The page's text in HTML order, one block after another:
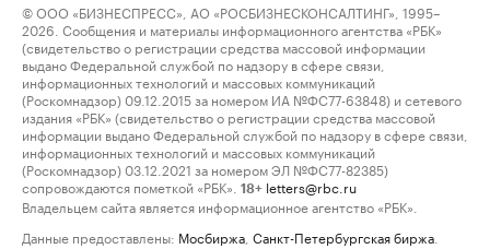
© ООО «БИЗНЕСПРЕСС», АО «РОСБИЗНЕСКОНСАЛТИНГ», 1995–
2026. Сообщения и материалы информационного агентства «РБК»
(свидетельство о регистрации средства массовой информации
выдано Федеральной службой по надзору в сфере связи,
информационных технологий и массовых коммуникаций
(Роскомнадзор) 09.12.2015 за номером ИА №ФС77-63848) и сетевого
издания «РБК» (свидетельство о регистрации средства массовой
информации выдано Федеральной службой по надзору в сфере связи,
информационных технологий и массовых коммуникаций
(Роскомнадзор) 03.12.2021 за номером ЭЛ №ФС77-82385)
сопровождаются пометкой «РБК».
18+ letters@rbc.ru
Владельцем сайта является информационное агентство «РБК».
Данные предоставлены: Мосбиржа Санкт-Петербургская биржа